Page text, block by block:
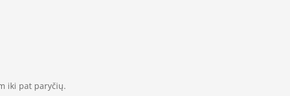
iki pat paryčių.